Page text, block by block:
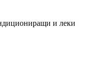
и леки